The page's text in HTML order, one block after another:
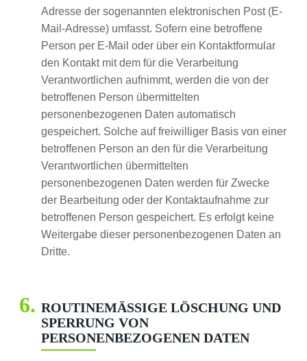
Adresse der sogenannten elektronischen Post (E-
Mail-Adresse) umfasst. Sofern eine betroffene
Person per E-Mail oder über ein Kontaktformular
den Kontakt mit dem für die Verarbeitung
Verantwortlichen aufnimmt, werden die von der
betroffenen Person übermittelten
personenbezogenen Daten automatisch
gespeichert. Solche auf freiwilliger Basis von einer
betroffenen Person an den für die Verarbeitung
Verantwortlichen übermittelten
personenbezogenen Daten werden für Zwecke
der Bearbeitung oder der Kontaktaufnahme zur
betroffenen Person gespeichert. Es erfolgt keine
Weitergabe dieser personenbezogenen Daten an
Dritte.
ROUTINEMÄSSIGE LÖSCHUNG UND S
PERRUNG VON P
ERSONENBEZOGENEN DATEN